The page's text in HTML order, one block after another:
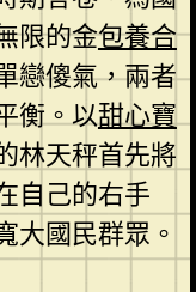
限的金包養合
戀傻氣，兩者
衡。以甜心寶
林天秤首先將
自己的右手
大國民群眾。